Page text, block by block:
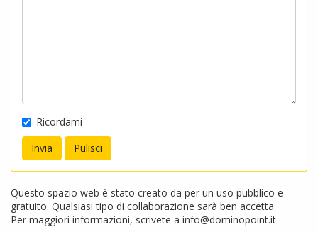
Ricordami
Questo spazio web è stato creato da per un uso pubblico e
gratuito. Qualsiasi tipo di collaborazione sarà ben accetta.
Per maggiori informazioni, scrivete a info@dominopoint.it